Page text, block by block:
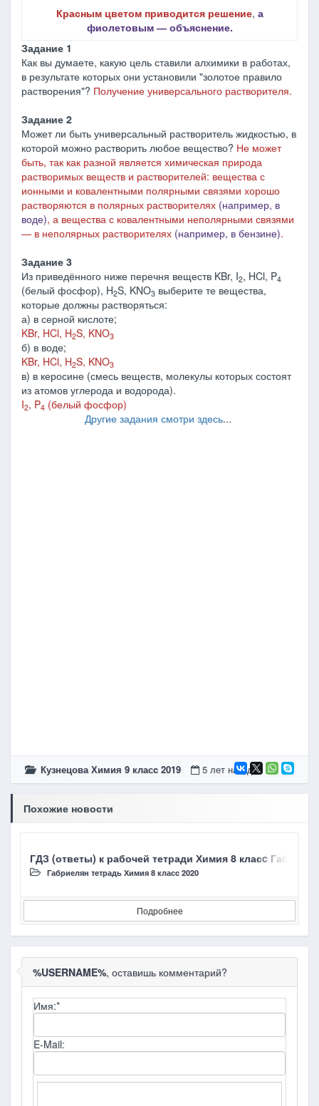
Красным цветом приводится решение, а
фиолетовым ― объяснение.
Задание 1
Как вы думаете, какую цель ставили алхимики в работах,
в результате которых они установили "золотое правило
растворения"? Получение универсального растворителя.
Задание 2
Может ли быть универсальный растворитель жидкостью, в
которой можно растворить любое вещество? Не может
быть, так как разной является химическая природа
растворимых веществ и растворителей: вещества с
ионными и ковалентными полярными связями хорошо
растворяются в полярных растворителях (например, в
воде), а вещества с ковалентными неполярными связями
― в неполярных растворителях (например, в бензине).
Задание 3
Из приведённого ниже перечня веществ KBr, I2, HCl, P4
(белый фосфор), H2S, KNO3 выберите те вещества,
которые должны растворяться:
а) в серной кислоте;
KBr, HCl, H2S, KNO3
б) в воде;
KBr, HCl, H2S, KNO3
в) в керосине (смесь веществ, молекулы которых состоят
из атомов углерода и водорода).
I2, P4 (белый фосфор)
Другие задания смотри здесь...
Кузнецова Химия 9 класc 2019 5 лет назад
Похожие новости
ГДЗ (ответы) к рабочей тетради Химия 8 класc
Габриелян тетрадь Химия 8 класc 2020
Подробнее
%USERNAME%, оставишь комментарий?
Имя:*
E-Mail: